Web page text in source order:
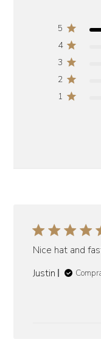
5
4
3
2
1
Nice hat and
Justin